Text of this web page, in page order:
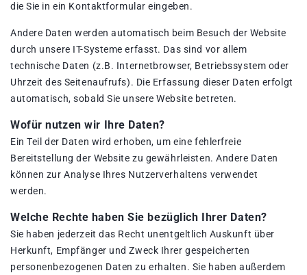
die Sie in ein Kontaktformular eingeben.
Andere Daten werden automatisch beim Besuch der Website
durch unsere IT-Systeme erfasst. Das sind vor allem
technische Daten (z.B. Internetbrowser, Betriebssystem oder
Uhrzeit des Seitenaufrufs). Die Erfassung dieser Daten erfolgt
automatisch, sobald Sie unsere Website betreten.
Wofür nutzen wir Ihre Daten?
Ein Teil der Daten wird erhoben, um eine fehlerfreie
Bereitstellung der Website zu gewährleisten. Andere Daten
können zur Analyse Ihres Nutzerverhaltens verwendet
werden.
Welche Rechte haben Sie bezüglich Ihrer Daten?
Sie haben jederzeit das Recht unentgeltlich Auskunft über
Herkunft, Empfänger und Zweck Ihrer gespeicherten
personenbezogenen Daten zu erhalten. Sie haben außerdem